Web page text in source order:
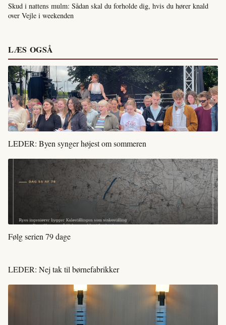
Skud i nattens mulm: Sådan skal du forholde dig, hvis du hører knald
over Vejle i weekenden
LÆS OGSÅ
LEDER: Byen synger højest om sommeren
Følg serien 79 dage
LEDER: Nej tak til børnefabrikker